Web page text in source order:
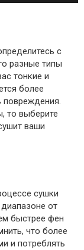
с
разные типы
тонкие и
более
то выберите
ваши
сушки
от
быстрее фен
что более
и потреблять